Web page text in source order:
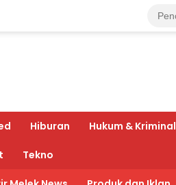
Hiburan Hukum & Kriminal
Tekno